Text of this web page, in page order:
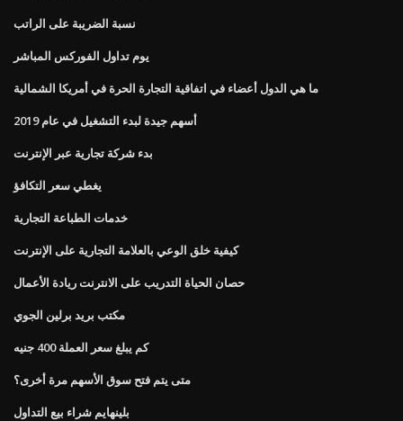
نسبة الضريبة على الراتب
يوم تداول الفوركس المباشر
ما هي الدول أعضاء في اتفاقية التجارة الحرة في أمريكا الشمالية
أسهم جيدة لبدء التشغيل في عام 2019
بدء شركة تجارية عبر الإنترنت
يغطي سعر التكافؤ
خدمات الطباعة التجارية
كيفية خلق الوعي بالعلامة التجارية على الإنترنت
حصان الحياة التدريب على الانترنت ريادة الأعمال
مكتب بريد برلين الجوي
كم يبلغ سعر العملة 400 جنيه
متى يتم فتح سوق الأسهم مرة أخرى؟
بلينهايم شراء بيع التداول